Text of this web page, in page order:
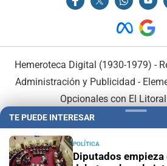
Hemeroteca Digital (1930-1979) -
Administración y Publicidad -
Opcionales con El Litoral
TE PUEDE INTERESAR
POLÍTICA
Diputados empieza